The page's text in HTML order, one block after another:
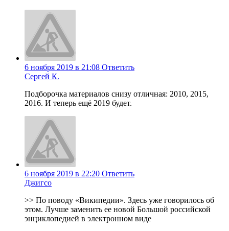
6 ноября 2019 в 21:08 Ответить
Сергей К.
Подборочка материалов снизу отличная: 2010, 2015,
2016. И теперь ещё 2019 будет.
6 ноября 2019 в 22:20 Ответить
Джигсо
>> По поводу «Википедии». Здесь уже говорилось об
этом. Лучше заменить ее новой Большой российской
энциклопедией в электронном виде